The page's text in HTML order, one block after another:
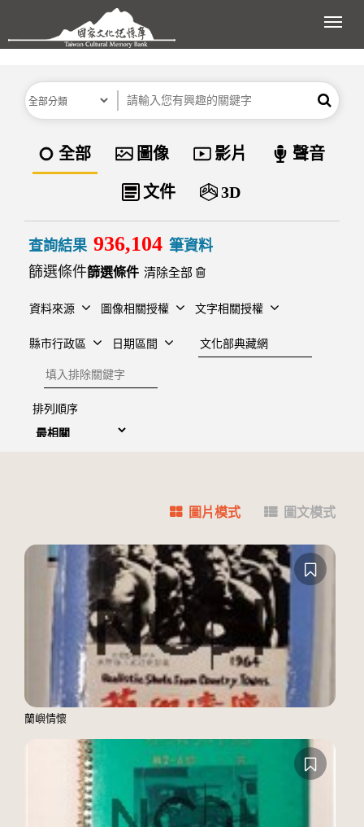
跳到主要內容區塊
展
分類 關鍵字 搜尋
資料類型
全部 圖像 影片 聲音
文件 3D
查詢結果 936,104 筆資料
篩選條件
清除全部
資料來源 圖像相關授權 文字相關授權
縣市行政區 日期區間
建檔單位
排除關鍵字
排列順序
圖片模式 圖文模式
蘭嶼情懷